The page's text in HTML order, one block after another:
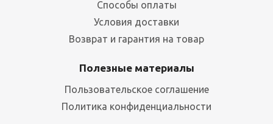
Способы оплаты
Условия доставки
Возврат и гарантия на товар
Полезные материалы
Пользовательское соглашение
Политика конфиденциальности